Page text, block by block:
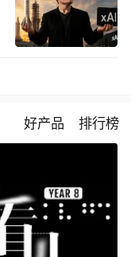
好产品 排行榜